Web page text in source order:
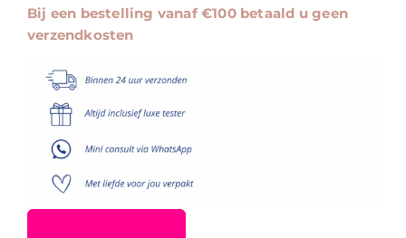
Quence
Serum
aantal
Bij een bestelling vanaf €100 betaald u geen
verzendkosten